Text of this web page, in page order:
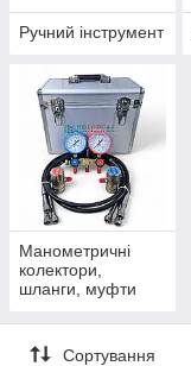
Ручний інструмент
Манометричні
колектори,
шланги, муфти
Сортування